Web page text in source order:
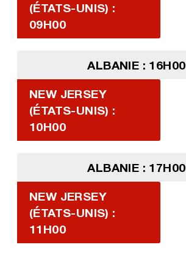
(ÉTATS-UNIS) :
09H00
ALBANIE : 16H00
NEW JERSEY
(ÉTATS-UNIS) :
10H00
ALBANIE : 17H00
NEW JERSEY
(ÉTATS-UNIS) :
11H00